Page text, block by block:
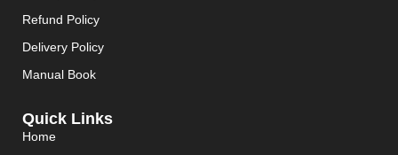
Refund Policy
Delivery Policy
Manual Book
Quick Links
Home